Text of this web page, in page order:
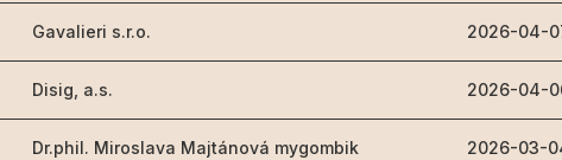
Gavalieri s.r.o. 2026-04-
Disig, a.s. 2026-04-
Dr.phil. Miroslava Majtánová mygombik 2026-03-